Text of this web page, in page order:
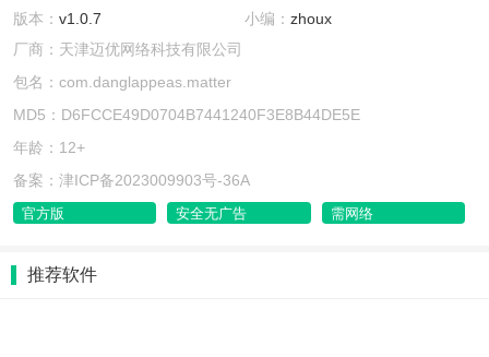
版本： v1.0.7 小编： zhoux
厂商：天津迈优网络科技有限公司
包名：com.danglappeas.matter
MD5：D6FCCE49D0704B7441240F3E8B44DE5E
年龄：12+
备案：津ICP备2023009903号-36A
官方版 安全无广告 需网络
推荐软件